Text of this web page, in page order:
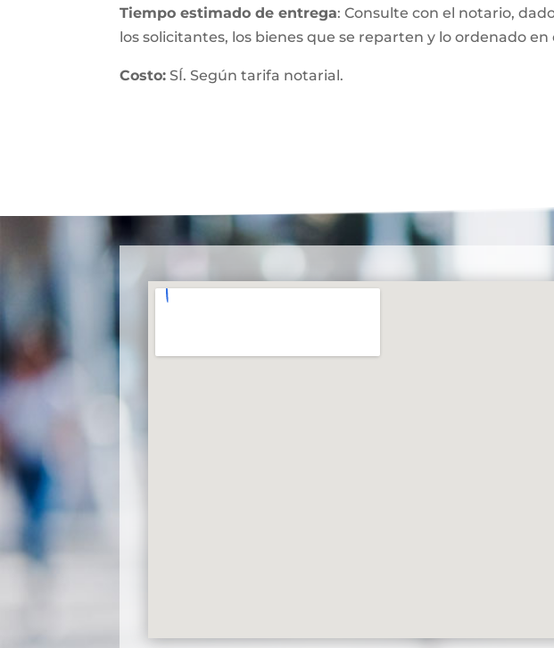
Tiempo estimado de entrega: Consulte con el notario,
los solicitantes, los bienes que se reparten y lo ordenado
Costo: SÍ. Según tarifa notarial.